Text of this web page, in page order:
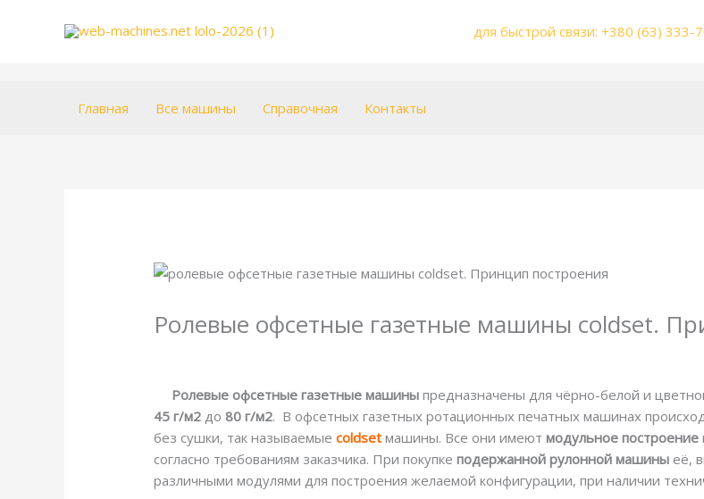
для быстрой связи: +380 (63) 333-
Главная Все машины Справочная Контакты
Ролевые офсетные газетные машины coldset.
Ролевые офсетные газетные машины предназначены для чёрно-белой и
45 г/м2 до 80 г/м2. В офсетных газетных ротационных печатных машинах
без сушки, так называемыеcoldset машины. Все они имеютмодульное построение
согласно требованиям заказчика. При покупкеподержанной рулонной машины её,
различными модулями для построения желаемой конфигурации, при наличии